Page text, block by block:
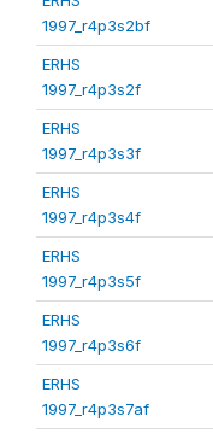
1997_r4p3s2bf
ERHS
1997_r4p3s2f
ERHS
1997_r4p3s3f
ERHS
1997_r4p3s4f
ERHS
1997_r4p3s5f
ERHS
1997_r4p3s6f
ERHS
1997_r4p3s7af